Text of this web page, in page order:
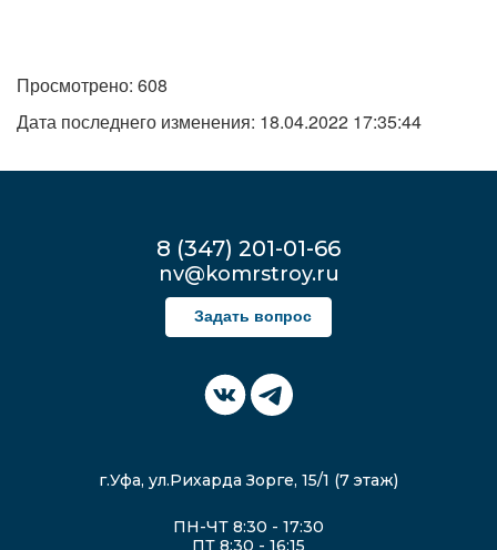
Просмотрено: 608
Дата последнего изменения: 18.04.2022 17:35:44
8 (347) 201-01-66
nv@komrstroy.ru
Задать вопрос
г.Уфа, ул.Рихарда Зорге, 15/1 (7 этаж)
ПН-ЧТ 8:30 - 17:30
ПТ 8:30 - 16:15